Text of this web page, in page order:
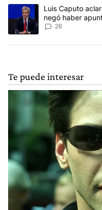
Un artículo de tendencia
Luis Caputo
negó haber
26